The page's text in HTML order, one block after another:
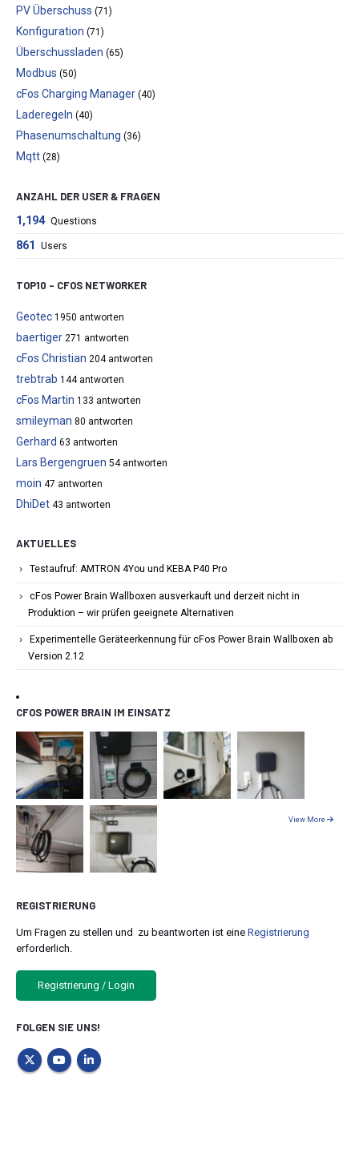
PV Überschuss (71)
Konfiguration (71)
Überschussladen (65)
Modbus (50)
cFos Charging Manager (40)
Laderegeln (40)
Phasenumschaltung (36)
Mqtt (28)
ANZAHL DER USER & FRAGEN
1,194 Questions
861 Users
TOP10 – CFOS NETWORKER
Geotec 1950 antworten
baertiger 271 antworten
cFos Christian 204 antworten
trebtrab 144 antworten
cFos Martin 133 antworten
smileyman 80 antworten
Gerhard 63 antworten
Lars Bergengruen 54 antworten
moin 47 antworten
DhiDet 43 antworten
AKTUELLES
Testaufruf: AMTRON 4You und KEBA P40 Pro
cFos Power Brain Wallboxen ausverkauft und derzeit nicht in
Produktion – wir prüfen geeignete Alternativen
Experimentelle Geräteerkennung für cFos Power Brain Wallboxen ab
Version 2.12
CFOS POWER BRAIN IM EINSATZ
View More
REGISTRIERUNG
Um Fragen zu stellen und zu beantworten ist eine Registrierung
erforderlich.
Registrierung / Login
FOLGEN SIE UNS!